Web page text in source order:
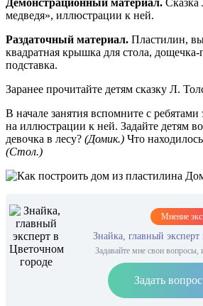
Демонстрационный материал. Сказка
медведя», иллюстрации к ней.
Раздаточный материал. Пластилин,
квадратная крышка для стола, дощечка-
подставка.
Заранее прочитайте детям сказку Л.
В начале занятия вспомните с ребятами
на иллюстрации к ней. Задайте детям
девочка в лесу? (Домик.) Что
(Стол.)
Мнение
Знайка, главный
Задавайте мне свои вопросы,
Задать